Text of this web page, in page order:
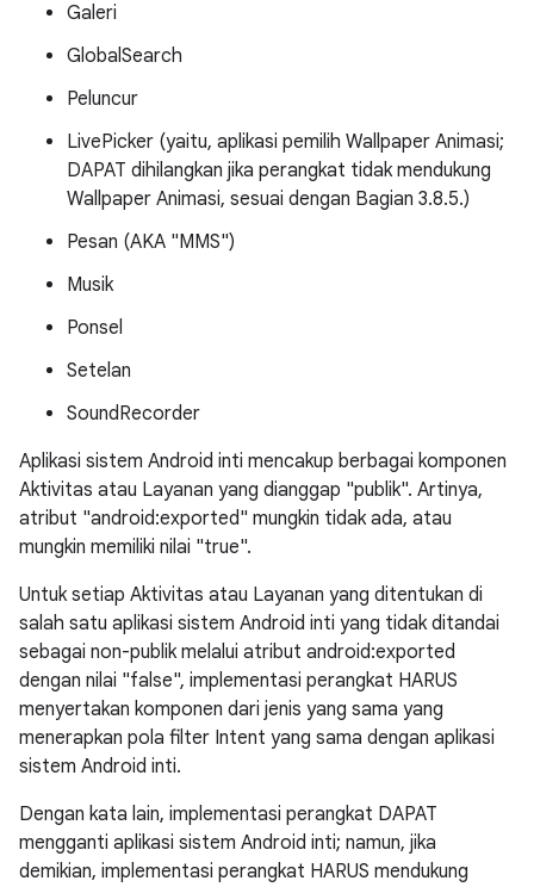
Galeri
GlobalSearch
Peluncur
LivePicker (yaitu, aplikasi pemilih Wallpaper Animasi;
DAPAT dihilangkan jika perangkat tidak mendukung
Wallpaper Animasi, sesuai dengan Bagian 3.8.5.)
Pesan (AKA "MMS")
Musik
Ponsel
Setelan
SoundRecorder
Aplikasi sistem Android inti mencakup berbagai komponen
Aktivitas atau Layanan yang dianggap "publik". Artinya,
atribut "android:exported" mungkin tidak ada, atau
mungkin memiliki nilai "true".
Untuk setiap Aktivitas atau Layanan yang ditentukan di
salah satu aplikasi sistem Android inti yang tidak ditandai
sebagai non-publik melalui atribut android:exported
dengan nilai "false", implementasi perangkat HARUS
menyertakan komponen dari jenis yang sama yang
menerapkan pola filter Intent yang sama dengan aplikasi
sistem Android inti.
Dengan kata lain, implementasi perangkat DAPAT
mengganti aplikasi sistem Android inti; namun, jika
demikian, implementasi perangkat HARUS mendukung